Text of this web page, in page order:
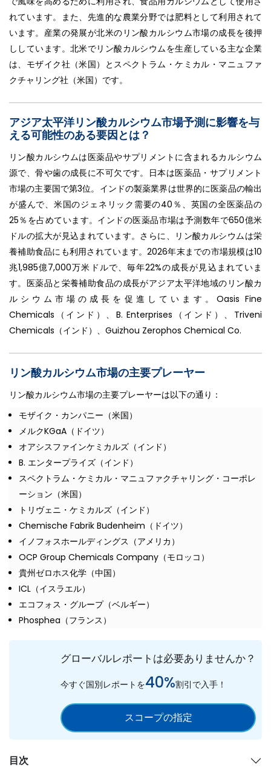
れています。また、先進的な農業分野では肥料として利用されて
います。産業の発展が北米のリン酸カルシウム市場の成長を後押
ししています。北米でリン酸カルシウムを生産している主な企業
は、モザイク社（米国）とスペクトラム・ケミカル・マニュファ
クチャリング社（米国）です。
アジア太平洋リン酸カルシウム市場予測に影響を与
える可能性のある要因とは？
リン酸カルシウムは医薬品やサプリメントに含まれるカルシウム
源で、骨や歯の成長に不可欠です。日本は医薬品・サプリメント
市場の主要国で第3位。インドの製薬業界は世界的に医薬品の輸出
が盛んで、米国のジェネリック需要の40％、英国の全医薬品の
25％を占めています。インドの医薬品市場は予測数年で650億米
ドルの拡大が見込まれています。さらに、リン酸カルシウムは栄
養補助食品にも利用されています。2026年末までの市場規模は10
兆1,985億7,000万米ドルで、毎年22%の成長が見込まれていま
す。医薬品と栄養補助食品の成長がアジア太平洋地域のリン酸カ
ルシウム市場の成長を促進しています。Oasis Fine
Chemicals（インド）、B. Enterprises（インド）、Triveni
Chemicals（インド）、Guizhou Zerophos Chemical Co.
リン酸カルシウム市場の主要プレーヤー
リン酸カルシウム市場の主要プレーヤーは以下の通り：
モザイク・カンパニー（米国）
メルクKGaA（ドイツ）
オアシスファインケミカルズ（インド）
B. エンタープライズ（インド）
スペクトラム・ケミカル・マニュファクチャリング・コーポレ
ーション（米国）
トリヴェニ・ケミカルズ（インド）
Chemische Fabrik Budenheim（ドイツ）
イノフォスホールディングス（アメリカ）
OCP Group Chemicals Company（モロッコ）
貴州ゼロホス化学（中国）
ICL（イスラエル）
エコフォス・グループ（ベルギー）
Phosphea（フランス）
グローバルレポートは必要ありませんか？
今すぐ国別レポートを40%割引で入手！
スコープの指定
目次